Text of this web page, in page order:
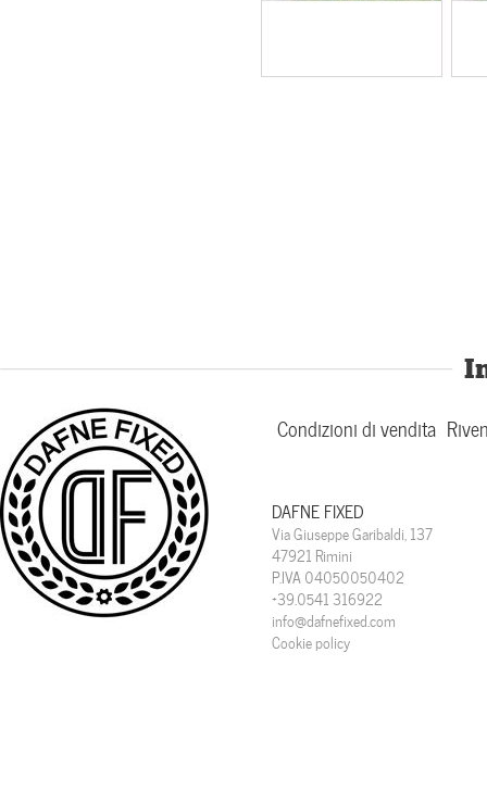
Condizioni di vendita
DAFNE FIXED
Via Giuseppe Garibaldi, 137
47921 Rimini
P.IVA 04050050402
+39.0541 316922
info@dafnefixed.com
Cookie policy